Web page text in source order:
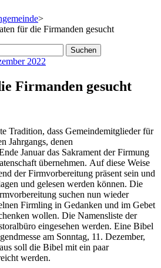
>
für die Firmanden gesucht
2022
Firmanden gesucht
Tradition, dass Gemeindemitglieder für
Jahrgangs, denen
Januar das Sakrament der Firmung
übernehmen. Auf diese Weise
der Firmvorbereitung präsent sein und
und gelesen werden können. Die
suchen nun wieder
Firmling in Gedanken und im Gebet
wollen. Die Namensliste der
eingesehen werden. Eine Bibel
am Sonntag, 11. Dezember,
soll die Bibel mit ein paar
werden.